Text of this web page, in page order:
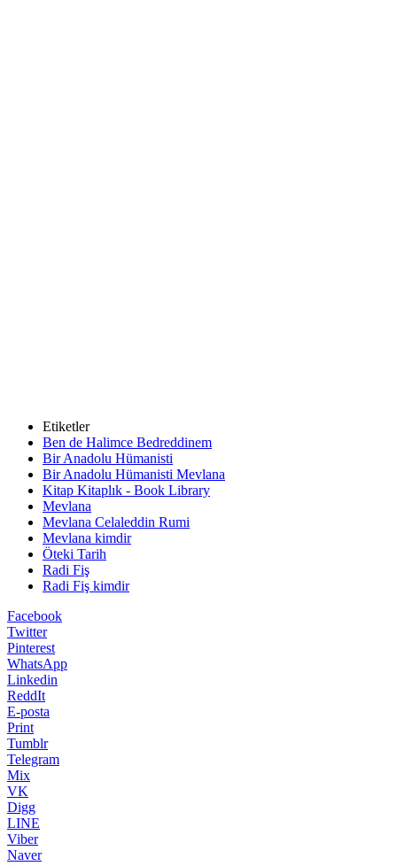
Etiketler
Ben de Halimce Bedreddinem
Bir Anadolu Hümanisti
Bir Anadolu Hümanisti Mevlana
Kitap Kitaplık - Book Library
Mevlana
Mevlana Celaleddin Rumi
Mevlana kimdir
Öteki Tarih
Radi Fiş
Radi Fiş kimdir
Facebook
Twitter
Pinterest
WhatsApp
Linkedin
ReddIt
E-posta
Print
Tumblr
Telegram
Mix
VK
Digg
LINE
Viber
Naver